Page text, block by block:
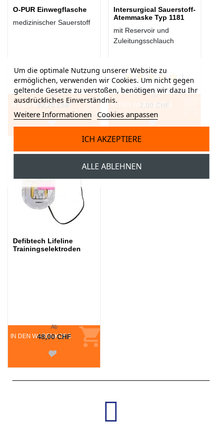
O-PUR Einwegflasche
medizinischer Sauerstoff
IN DEN WARENKORB
92,20 CHF
Intersurgical Sauerstoff-
Atemmaske Typ 1181
mit Reservoir und
Zuleitungsschlauch
IN DEN WARENKORB
Bewertung
Defibtech Lifeline
Trainingselektroden
IN DEN WARENKORB
Ab
48,00 CHF
Um die optimale Nutzung unserer Website zu
ermöglichen, verwenden wir Cookies. Um nicht gegen
geltende Gesetze zu verstoßen, benötigen wir dazu Ihr
ausdrückliches Einverständnis.
Weitere Informationen Cookies anpassen
ALLE ABLEHNEN
ICH AKZEPTIERE